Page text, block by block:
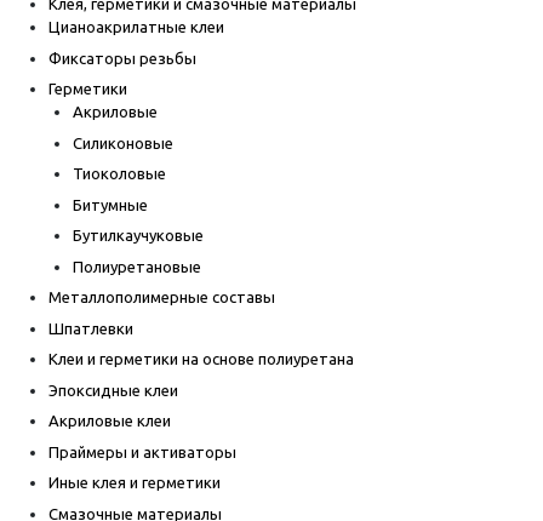
Клея, герметики и смазочные материалы
Цианоакрилатные клеи
Фиксаторы резьбы
Герметики
Акриловые
Силиконовые
Тиоколовые
Битумные
Бутилкаучуковые
Полиуретановые
Металлополимерные составы
Шпатлевки
Клеи и герметики на основе полиуретана
Эпоксидные клеи
Акриловые клеи
Праймеры и активаторы
Иные клея и герметики
Смазочные материалы